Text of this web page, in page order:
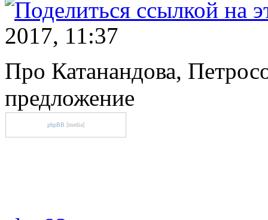
2017, 11:37
Про Катанандова,
предложение
phpBB [media]